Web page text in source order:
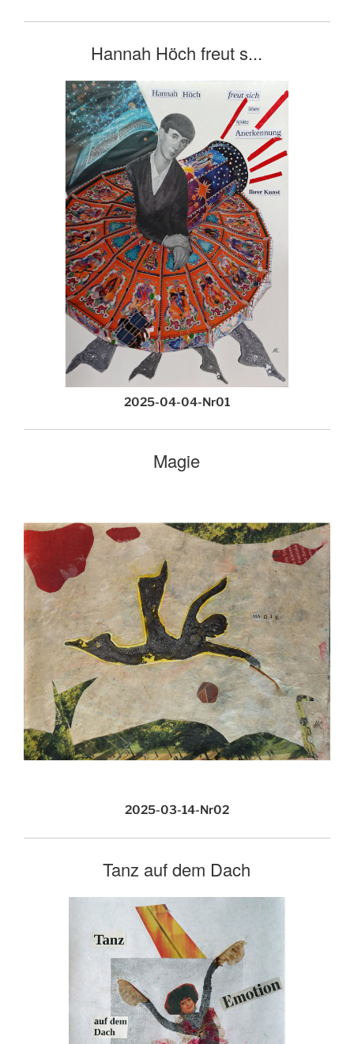
Hannah Höch freut s...
2025-04-04-Nr01
Magie
2025-03-14-Nr02
Tanz auf dem Dach